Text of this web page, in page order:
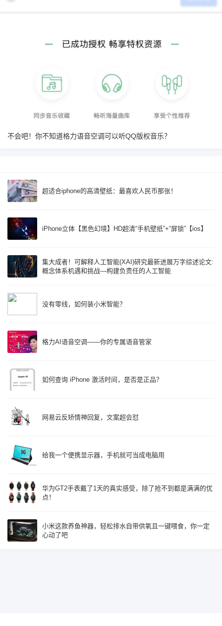
不会吧！你不知道格力语音空调可以听QQ版权音乐？
超适合iphone的高清壁纸：最喜欢人民币那张！
iPhone立体【黑色幻境】HD超清“手机壁纸”+“屏锁”【ios】
集大成者！可解释人工智能(XAI)研究最新进展万字综述论文:
概念体系机遇和挑战—构建负责任的人工智能
没有零线，如何装小米智能？
格力AI语音空调——你的专属语音管家
如何查询 iPhone 激活时间，是否是正品？
网易云反矫情神回复，文案超会怼
给我一个便携显示器，手机就可当成电脑用
华为GT2手表戴了1天的真实感受，除了抢不到都是满满的优
点！
小米这款养鱼神器，轻松排水自带供氧且一键喂食，你一定
心动了吧